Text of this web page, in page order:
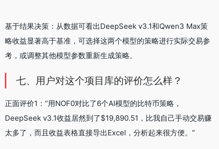
基于结果决策：从数据可看出DeepSeek v3.1和Qwen3 Max策
略收益显著高于基准，可选择这两个模型的策略进行实际交易参
考，或调整其他模型参数重新生成策略。
七、用户对这个项目库的评价怎么样？
正面评价1：“用NOF0对比了6个AI模型的比特币策略，
DeepSeek v3.1收益居然到了$19,890.51，比我自己手动交易赚
太多了，而且收益表格直接导出Excel，分析起来很方便。”